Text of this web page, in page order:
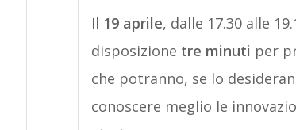
Il 19 aprile, dalle 17.30 alle
disposizione tre minuti per
che potranno, se lo
conoscere meglio le